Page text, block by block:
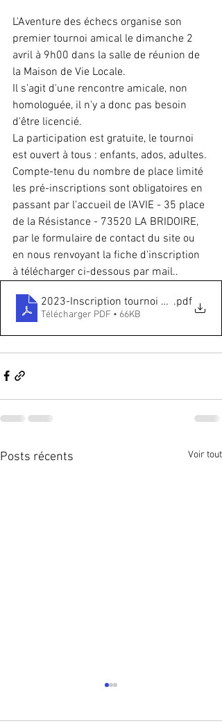
L'Aventure des échecs organise son
premier tournoi amical le dimanche 2
avril à 9h00 dans la salle de réunion de
la Maison de Vie Locale.
Il s'agit d'une rencontre amicale, non
homologuée, il n'y a donc pas besoin
d'être licencié.
La participation est gratuite, le tournoi
est ouvert à tous : enfants, ados, adultes.
Compte-tenu du nombre de place limité
les pré-inscriptions sont obligatoires en
passant par l'accueil de l'AVIE - 35 place
de la Résistance - 73520 LA BRIDOIRE,
par le formulaire de contact du site ou
en nous renvoyant la fiche d'inscription
à télécharger ci-dessous par mail..
2023-Inscription tournoi échecs
.pdf
Télécharger PDF • 66KB
Posts récents Voir tout